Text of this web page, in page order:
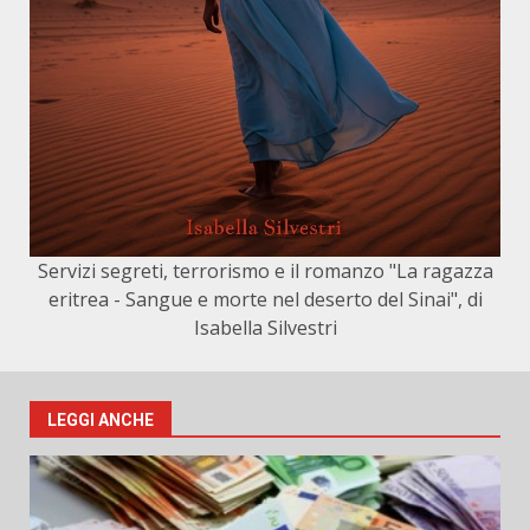
Servizi segreti, terrorismo e il romanzo "La ragazza
eritrea - Sangue e morte nel deserto del Sinai", di
Isabella Silvestri
LEGGI ANCHE